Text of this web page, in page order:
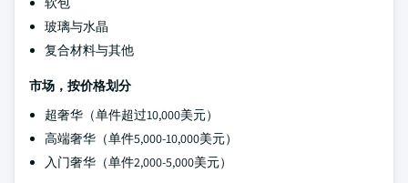
玻璃与水晶
复合材料与其他
市场，按价格划分
超奢华（单件超过10,000美元）
高端奢华（单件5,000-10,000美元）
入门奢华（单件2,000-5,000美元）